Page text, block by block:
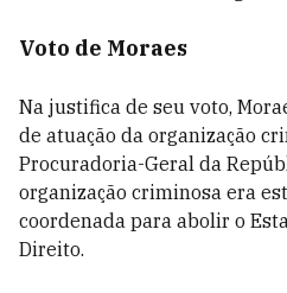
Voto de Moraes
Na justifica de seu voto,
de atuação da organização
Procuradoria-Geral da
organização criminosa era
coordenada para abolir o
Direito.